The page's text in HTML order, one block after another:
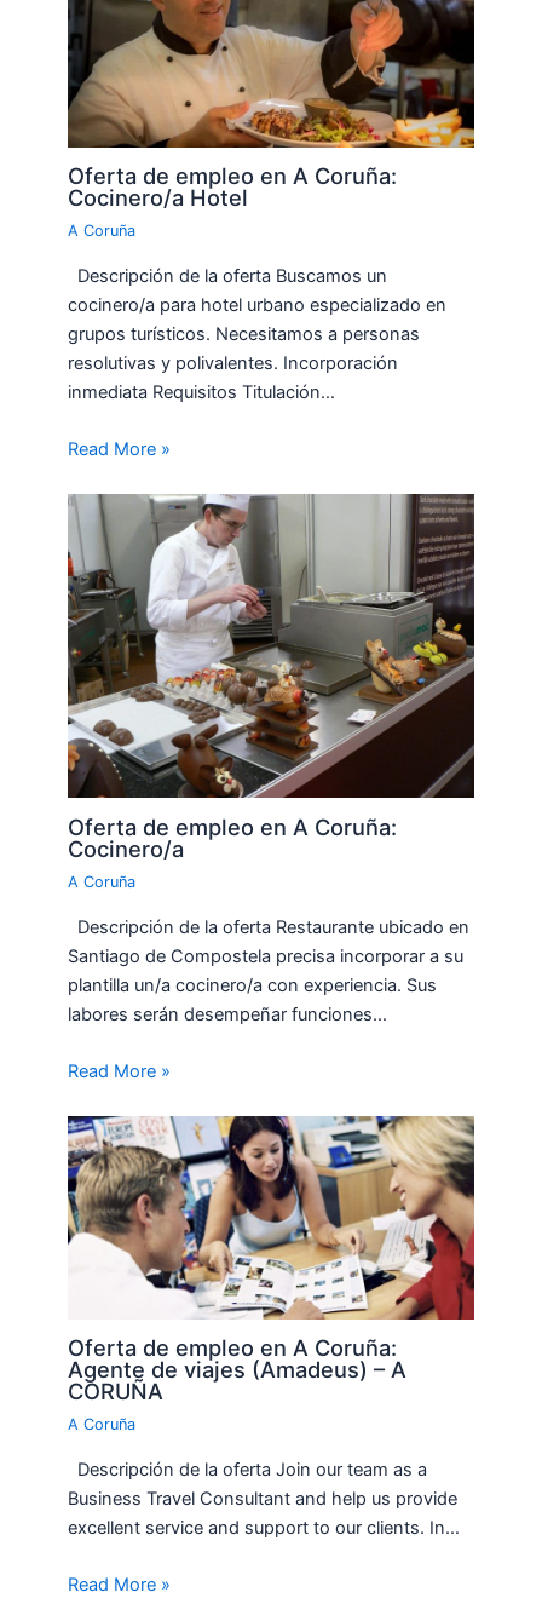
Oferta de empleo en A Coruña:
Cocinero/a Hotel
A Coruña
Descripción de la oferta Buscamos un
cocinero/a para hotel urbano especializado en
grupos turísticos. Necesitamos a personas
resolutivas y polivalentes. Incorporación
inmediata Requisitos Titulación…
Read More »
Oferta de empleo en A Coruña:
Cocinero/a
A Coruña
Descripción de la oferta Restaurante ubicado en
Santiago de Compostela precisa incorporar a su
plantilla un/a cocinero/a con experiencia. Sus
labores serán desempeñar funciones…
Read More »
Oferta de empleo en A Coruña:
Agente de viajes (Amadeus) – A
CORUÑA
A Coruña
Descripción de la oferta Join our team as a
Business Travel Consultant and help us provide
excellent service and support to our clients. In…
Read More »